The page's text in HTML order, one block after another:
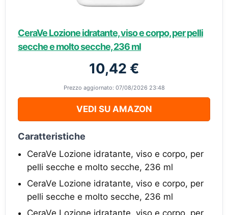
CeraVe Lozione idratante, viso e corpo, per pelli
secche e molto secche, 236 ml
10,42 €
Prezzo aggiornato: 07/08/2026 23:48
VEDI SU AMAZON
Caratteristiche
CeraVe Lozione idratante, viso e corpo, per
pelli secche e molto secche, 236 ml
CeraVe Lozione idratante, viso e corpo, per
pelli secche e molto secche, 236 ml
CeraVe Lozione idratante, viso e corpo, per